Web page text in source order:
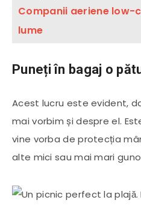
Companii aeriene low-
lume
Puneți în bagaj o
Acest lucru este evident,
mai vorbim și despre el.
vine vorba de protecția
alte mici sau mai mari